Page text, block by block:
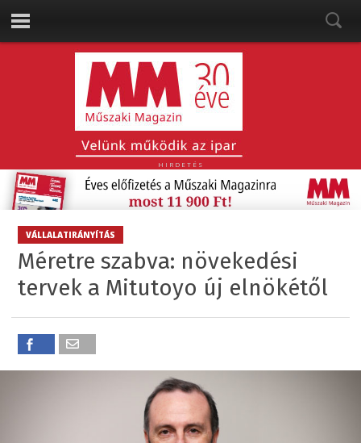
HIRDETÉS
VÁLLALATIRÁNYÍTÁS
Méretre szabva: növekedési
tervek a Mitutoyo új elnökétől